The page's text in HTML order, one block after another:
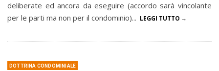
deliberate ed ancora da eseguire (accordo sarà vincolante
per le parti ma non per il condominio)... LEGGI TUTTO
DOTTRINA CONDOMINIALE